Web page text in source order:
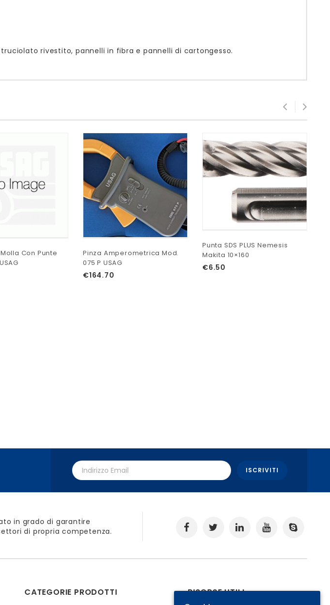
rivestito, pannelli in fibra e pannelli di cartongesso.
Con Punte
Pinza Amperometrica Mod.
075 P USAG
€164.70
Punta SDS PLUS Nemesis
Makita 10×160
€6.50
in grado di garantire
di propria competenza.
CATEGORIE PRODOTTI RISORSE UTILI